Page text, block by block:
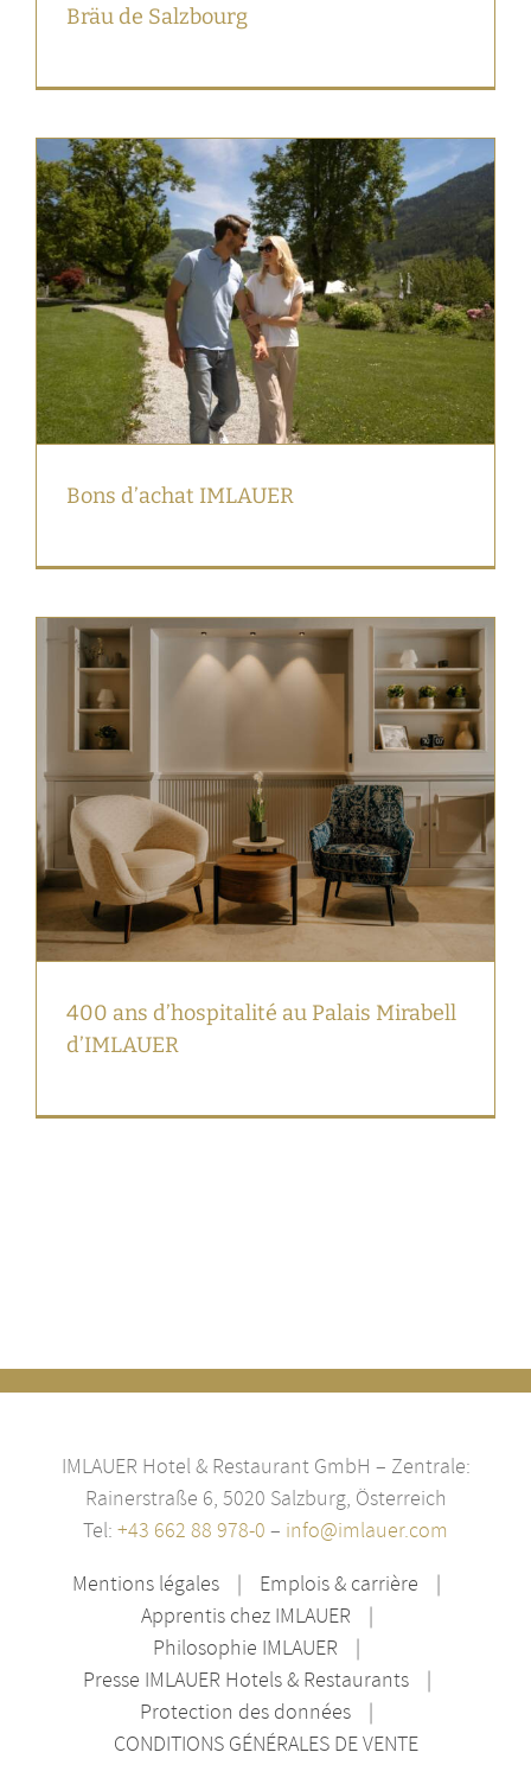
Bräu de Salzbourg
Bons d’achat IMLAUER
400 ans d’hospitalité au Palais Mirabell
d’IMLAUER
IMLAUER Hotel & Restaurant GmbH – Zentrale:
Rainerstraße 6, 5020 Salzburg, Österreich
Tel: +43 662 88 978-0 – info@imlauer.com
Mentions légales
Emplois & carrière
Apprentis chez IMLAUER
Philosophie IMLAUER
Presse IMLAUER Hotels & Restaurants
Protection des données
CONDITIONS GÉNÉRALES DE VENTE